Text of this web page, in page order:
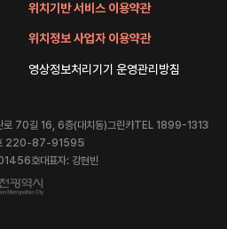
위치기반 서비스 이용약관
위치정보 사업자 이용약관
영상정보처리기기 운영관리방침
로 70길 16, 6층(대치동)그린카TEL 1899-1313
호 220-87-91595
01456호대표자: 강현빈